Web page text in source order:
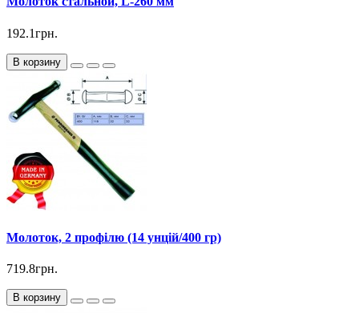
192.1грн.
В корзину
Молоток, 2 профілю (14 унцій/400 гр)
719.8грн.
В корзину